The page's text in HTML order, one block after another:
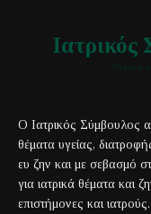
Ιατρικός
Ο Ιατρικός Σύμβουλος
θέματα υγείας,
ευ ζην και με σεβασμό
για ιατρικά θέματα και
επιστήμονες και